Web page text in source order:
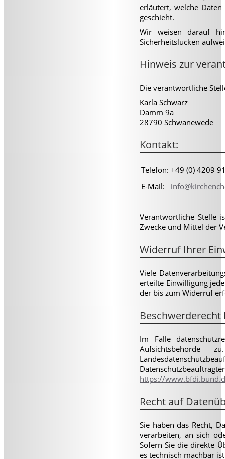
erläutert, welche
geschieht.
Wir weisen darauf
Sicherheitslücken
Hinweis zur
Die verantwortliche
Karla Schwarz
Damm 9a
28790 Schwanewede
Kontakt:
Telefon: +49 (0) 4209
E-Mail:
Verantwortliche Stelle
Zwecke und Mittel der
Widerruf Ihrer
Viele
erteilte Einwilligung
der bis zum Widerruf
Im Falle
Aufsichtsbehörde
https://
Recht auf
Sie haben das Recht,
verarbeiten, an sich
Sofern Sie die direkte
es technisch machbar